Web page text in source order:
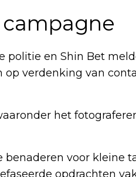
politie en Shin Bet
op verdenking van
het
voor kleine
opdrachten